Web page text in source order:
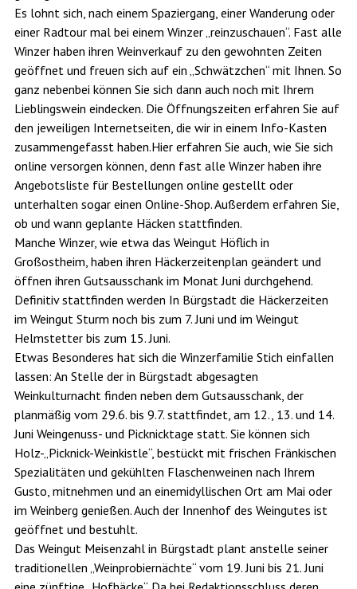
Es lohnt sich, nach einem Spaziergang, einer Wanderung oder
einer Radtour mal bei einem Winzer „reinzuschauen“. Fast alle
Winzer haben ihren Weinverkauf zu den gewohnten Zeiten
geöffnet und freuen sich auf ein „Schwätzchen“ mit Ihnen. So
ganz nebenbei können Sie sich dann auch noch mit Ihrem
Lieblingswein eindecken. Die Öffnungszeiten erfahren Sie auf
den jeweiligen Internetseiten, die wir in einem Info-Kasten
zusammengefasst haben.Hier erfahren Sie auch, wie Sie sich
online versorgen können, denn fast alle Winzer haben ihre
Angebotsliste für Bestellungen online gestellt oder
unterhalten sogar einen Online-Shop. Außerdem erfahren Sie,
ob und wann geplante Häcken stattfinden.
Manche Winzer, wie etwa das Weingut Höflich in
Großostheim, haben ihren Häckerzeitenplan geändert und
öffnen ihren Gutsausschank im Monat Juni durchgehend.
Definitiv stattfinden werden In Bürgstadt die Häckerzeiten
im Weingut Sturm noch bis zum 7. Juni und im Weingut
Helmstetter bis zum 15. Juni.
Etwas Besonderes hat sich die Winzerfamilie Stich einfallen
lassen: An Stelle der in Bürgstadt abgesagten
Weinkulturnacht finden neben dem Gutsausschank, der
planmäßig vom 29.6. bis 9.7. stattfindet, am 12., 13. und 14.
Juni Weingenuss- und Picknicktage statt. Sie können sich
Holz-„Picknick-Weinkistle“, bestückt mit frischen Fränkischen
Spezialitäten und gekühlten Flaschenweinen nach Ihrem
Gusto, mitnehmen und an einemidyllischen Ort am Mai oder
im Weinberg genießen. Auch der Innenhof des Weingutes ist
geöffnet und bestuhlt.
Das Weingut Meisenzahl in Bürgstadt plant anstelle seiner
traditionellen „Weinprobiernächte“ vom 19. Juni bis 21. Juni